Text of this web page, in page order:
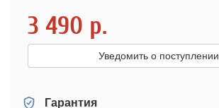
3 490 р.
Уведомить о поступлении
Гарантия